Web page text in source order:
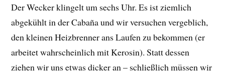
Der Wecker klingelt um sechs Uhr. Es ist ziemlich
abgekühlt in der Cabaña und wir versuchen vergeblich,
den kleinen Heizbrenner ans Laufen zu bekommen (er
arbeitet wahrscheinlich mit Kerosin). Statt dessen
ziehen wir uns etwas dicker an – schließlich müssen wir